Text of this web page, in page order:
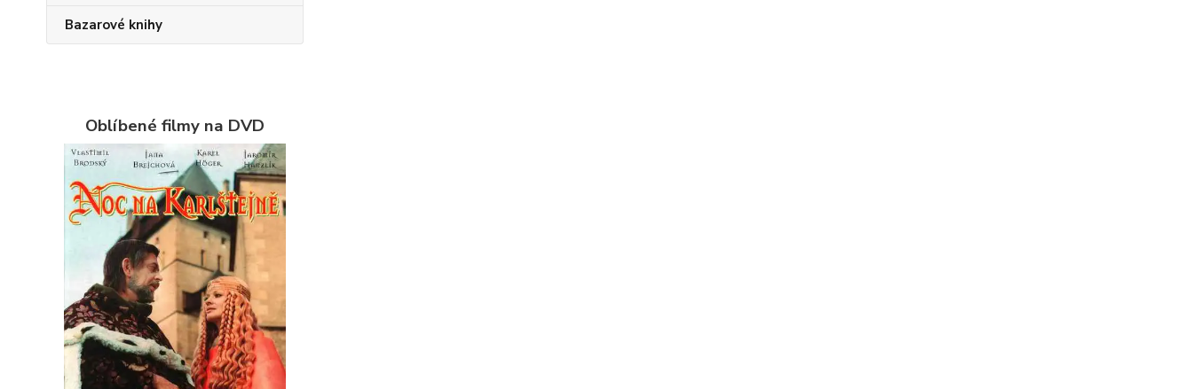
Bazarové knihy
Oblíbené filmy na DVD